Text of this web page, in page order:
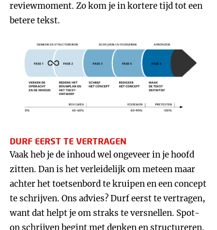
reviewmoment. Zo kom je in kortere tijd tot een
betere tekst.
DURF EERST TE VERTRAGEN
Vaak heb je de inhoud wel ongeveer in je hoofd
zitten. Dan is het verleidelijk om meteen maar
achter het toetsenbord te kruipen en een concept
te schrijven. Ons advies? Durf eerst te vertragen,
want dat helpt je om straks te versnellen. Spot-
on schrijven begint met denken en structureren.